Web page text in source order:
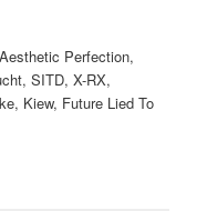
Perfection,
SITD, X-RX,
Kiew, Future Lied To